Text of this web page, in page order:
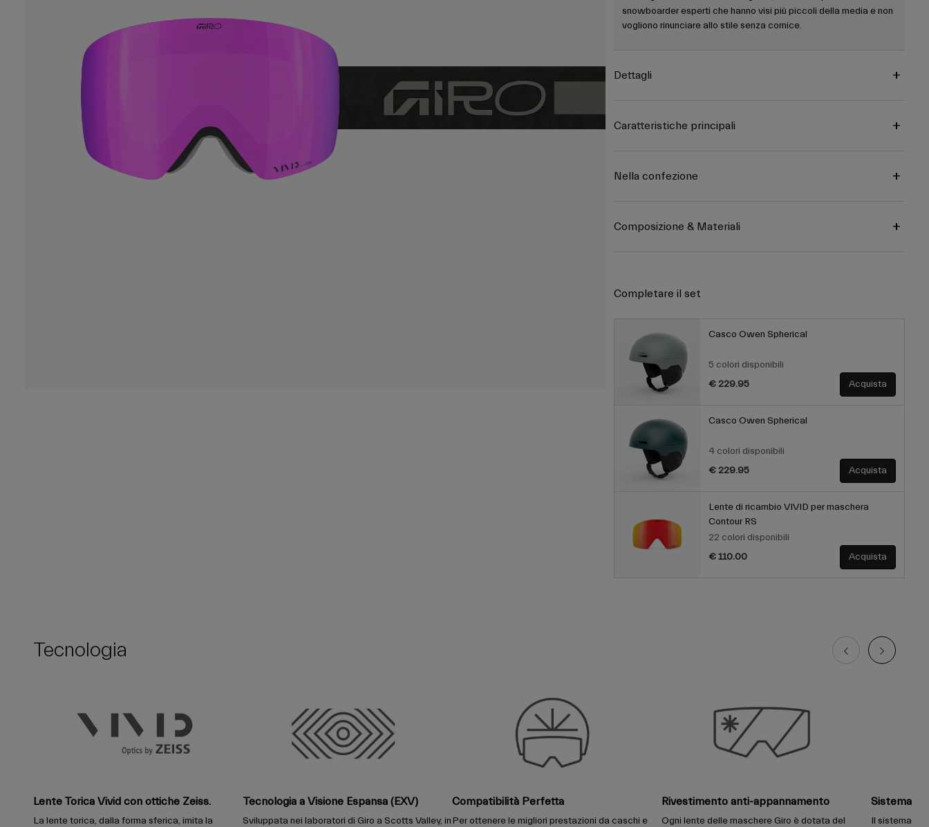
snowboarder esperti che hanno visi più piccoli della media e non
vogliono rinunciare allo stile senza cornice.
Dettagli
Caratteristiche principali
Nella confezione
Composizione & Materiali
Completare il set
Casco Owen Spherical
5 colori disponibili
€ 229.95
Acquista
Casco Owen Spherical
4 colori disponibili
€ 229.95
Acquista
Lente di ricambio VIVID per maschera
Contour RS
22 colori disponibili
€ 110.00
Acquista
Tecnologia
Lente Torica Vivid con ottiche Zeiss.
La lente torica, dalla forma sferica, imita la
Tecnologia a Visione Espansa (EXV)
Sviluppata nei laboratori di Giro a Scotts Valley, in
Compatibilità Perfetta
Per ottenere le migliori prestazioni da caschi e
Rivestimento anti-appannamento
Ogni lente delle maschere Giro è dotata del
Sistema di
Il sistema di